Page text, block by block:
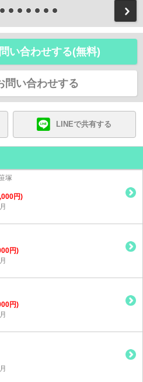
い合わせする(無料)
問い合わせする
LINEで共有する
塚
円)
円)
円)